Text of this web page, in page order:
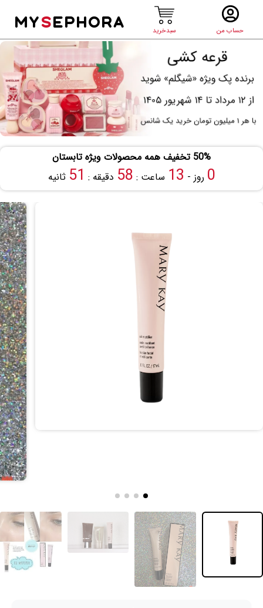
حساب من سبدخرید
MYSEPHORA
50% تخفیف همه محصولات ویژه تابستان
0 روز - 13 ساعت : 58 دقیقه : 51 ثانیه